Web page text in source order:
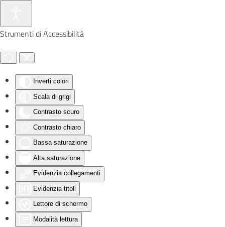
Strumenti di Accessibilità
Inverti colori
Scala di grigi
Contrasto scuro
Contrasto chiaro
Bassa saturazione
Alta saturazione
Evidenzia collegamenti
Evidenzia titoli
Lettore di schermo
Modalità lettura
Skip to main content